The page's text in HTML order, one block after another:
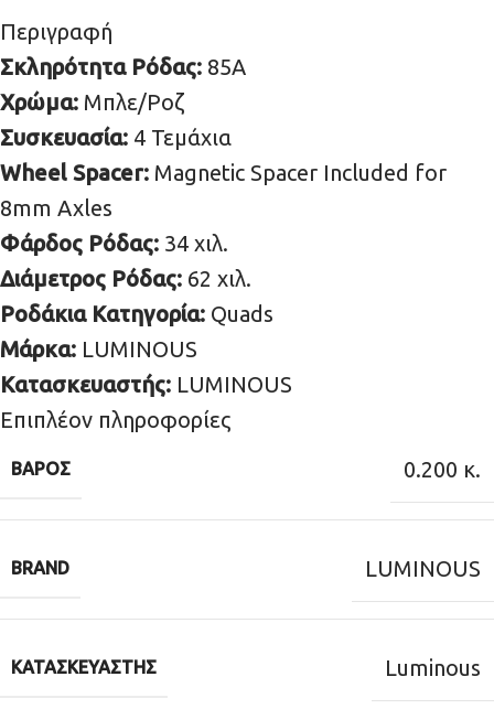
Περιγραφή
Σκληρότητα Ρόδας: 85Α
Χρώμα: Μπλε/Ροζ
Συσκευασία: 4 Τεμάχια
Wheel Spacer: Magnetic Spacer Included for
8mm Axles
Φάρδος Ρόδας: 34 χιλ.
Διάμετρος Ρόδας: 62 χιλ.
Ροδάκια Κατηγορία: Quads
Μάρκα: LUMINOUS
Κατασκευαστής: LUMINOUS
Επιπλέον πληροφορίες
ΒΆΡΟΣ 0.200 κ.
BRAND LUMINOUS
ΚΑΤΑΣΚΕΥΑΣΤΉΣ Luminous